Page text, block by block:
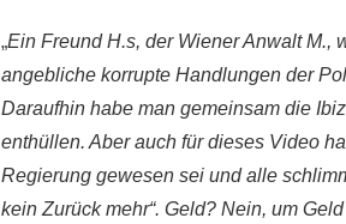
„Ein Freund H.s, der Wiener Anwalt M.,
angebliche korrupte Handlungen der
Daraufhin habe man gemeinsam die
enthüllen. Aber auch für dieses Video
Regierung gewesen sei und alle
kein Zurück mehr“. Geld? Nein, um